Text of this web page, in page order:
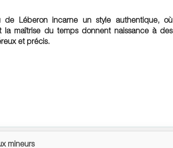
de Léberon incarne un style authentique, où
la maîtrise du temps donnent naissance à des
et précis.
mineurs